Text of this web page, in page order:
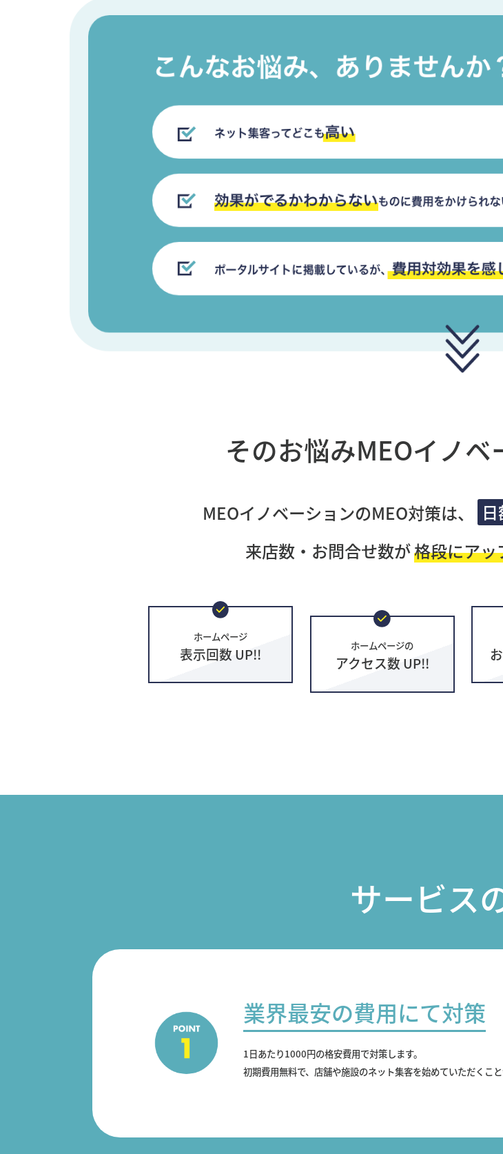
そのお悩みMEOイノベ
MEOイノベーションのMEO対策は、
来店数・お問合せ数が格段にアッ
ホームページ
表示回数 UP!! ホームページの
アクセス数 UP!!
サービス
業界最安の費用にて対策
1日あたり1000円の格安費用で対策します。
初期費用無料で、店舗や施設のネット集客を始めていただくこと